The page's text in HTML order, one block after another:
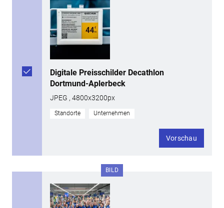
Digitale Preisschilder Decathlon
Dortmund-Aplerbeck
JPEG , 4800x3200px
Standorte Unternehmen
Vorschau
BILD